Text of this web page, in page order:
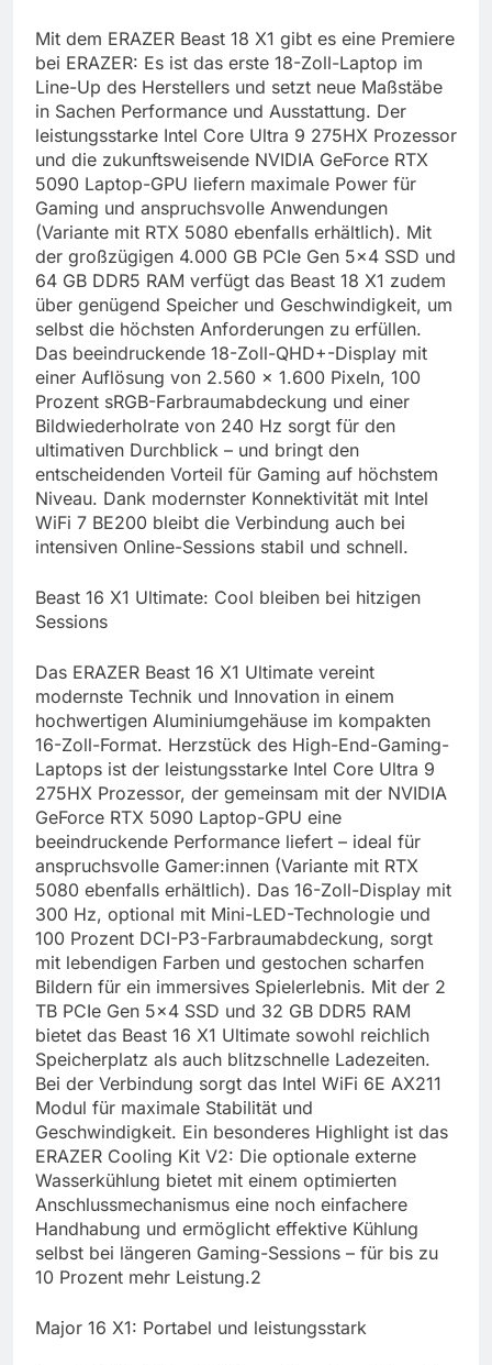
Mit dem ERAZER Beast 18 X1 gibt es eine Premiere
bei ERAZER: Es ist das erste 18-Zoll-Laptop im
Line-Up des Herstellers und setzt neue Maßstäbe
in Sachen Performance und Ausstattung. Der
leistungsstarke Intel Core Ultra 9 275HX Prozessor
und die zukunftsweisende NVIDIA GeForce RTX
5090 Laptop-GPU liefern maximale Power für
Gaming und anspruchsvolle Anwendungen
(Variante mit RTX 5080 ebenfalls erhältlich). Mit
der großzügigen 4.000 GB PCIe Gen 5×4 SSD und
64 GB DDR5 RAM verfügt das Beast 18 X1 zudem
über genügend Speicher und Geschwindigkeit, um
selbst die höchsten Anforderungen zu erfüllen.
Das beeindruckende 18-Zoll-QHD+-Display mit
einer Auflösung von 2.560 x 1.600 Pixeln, 100
Prozent sRGB-Farbraumabdeckung und einer
Bildwiederholrate von 240 Hz sorgt für den
ultimativen Durchblick – und bringt den
entscheidenden Vorteil für Gaming auf höchstem
Niveau. Dank modernster Konnektivität mit Intel
WiFi 7 BE200 bleibt die Verbindung auch bei
intensiven Online-Sessions stabil und schnell.
Beast 16 X1 Ultimate: Cool bleiben bei hitzigen
Sessions
Das ERAZER Beast 16 X1 Ultimate vereint
modernste Technik und Innovation in einem
hochwertigen Aluminiumgehäuse im kompakten
16-Zoll-Format. Herzstück des High-End-Gaming-
Laptops ist der leistungsstarke Intel Core Ultra 9
275HX Prozessor, der gemeinsam mit der NVIDIA
GeForce RTX 5090 Laptop-GPU eine
beeindruckende Performance liefert – ideal für
anspruchsvolle Gamer:innen (Variante mit RTX
5080 ebenfalls erhältlich). Das 16-Zoll-Display mit
300 Hz, optional mit Mini-LED-Technologie und
100 Prozent DCI-P3-Farbraumabdeckung, sorgt
mit lebendigen Farben und gestochen scharfen
Bildern für ein immersives Spielerlebnis. Mit der 2
TB PCIe Gen 5×4 SSD und 32 GB DDR5 RAM
bietet das Beast 16 X1 Ultimate sowohl reichlich
Speicherplatz als auch blitzschnelle Ladezeiten.
Bei der Verbindung sorgt das Intel WiFi 6E AX211
Modul für maximale Stabilität und
Geschwindigkeit. Ein besonderes Highlight ist das
ERAZER Cooling Kit V2: Die optionale externe
Wasserkühlung bietet mit einem optimierten
Anschlussmechanismus eine noch einfachere
Handhabung und ermöglicht effektive Kühlung
selbst bei längeren Gaming-Sessions – für bis zu
10 Prozent mehr Leistung.2
Major 16 X1: Portabel und leistungsstark